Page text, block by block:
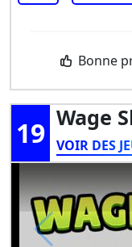
Bonne
19 Wage
VOIR DES